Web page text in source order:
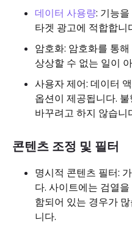
데이터 사용량: 기능
타겟 광고에 적합합니
암호화: 암호화를 통
상상할 수 없는 일이
사용자 제어: 데이터
옵션이 제공됩니다.
바꾸려고 하지 않습니
콘텐츠 조정 및 필터
명시적 콘텐츠 필터:
다. 사이트에는 검열
함되어 있는 경우가
니다.